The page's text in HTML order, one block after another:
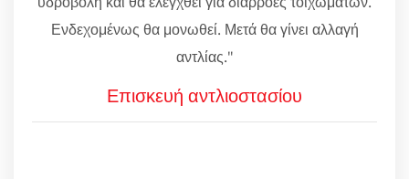
Ενδεχομένως θα μονωθεί. Μετά θα γίνει αλλαγή
αντλίας."
Επισκευή αντλιοστασίου